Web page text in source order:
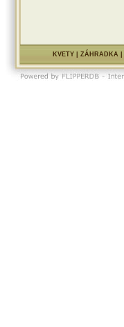
KVETY| ZÁHRADKA|